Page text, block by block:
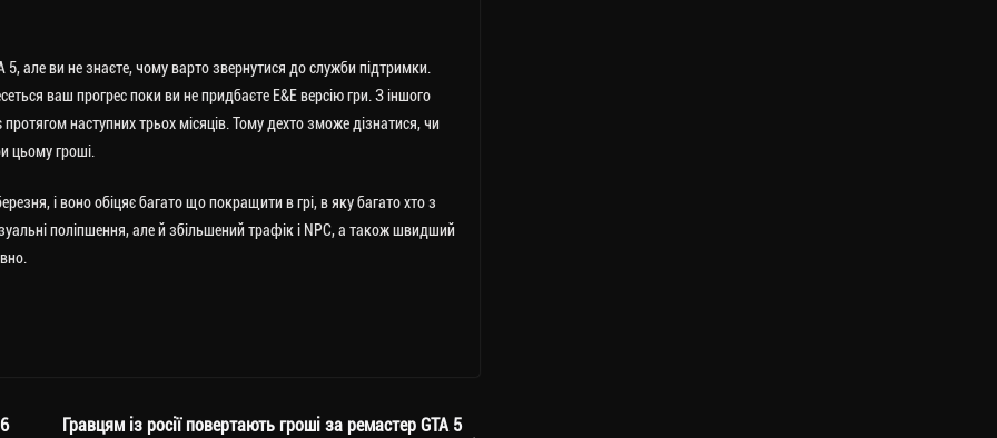
але ви не знаєте, чому варто звернутися до служби підтримки.
ваш прогрес поки ви не придбаєте E&E версію гри. З іншого
наступних трьох місяців. Тому дехто зможе дізнатися, чи
цьому гроші.
і воно обіцяє багато що покращити в грі, в яку багато хто з
поліпшення, але й збільшений трафік і NPC, а також швидший
Гравцям із росії повертають гроші за ремастер GTA 5